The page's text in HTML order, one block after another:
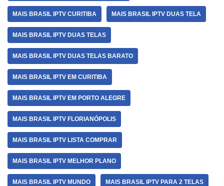
MAIS BRASIL IPTV CURITIBA MAIS BRASIL IPTV DUAS TELA
MAIS BRASIL IPTV DUAS TELAS
MAIS BRASIL IPTV DUAS TELAS BARATO
MAIS BRASIL IPTV EM CURITIBA
MAIS BRASIL IPTV EM PORTO ALEGRE
MAIS BRASIL IPTV FLORIANÓPOLIS
MAIS BRASIL IPTV LISTA COMPRAR
MAIS BRASIL IPTV MELHOR PLANO
MAIS BRASIL IPTV MUNDO MAIS BRASIL IPTV PARA 2 TELAS